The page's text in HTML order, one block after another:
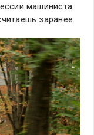
машиниста
заранее.